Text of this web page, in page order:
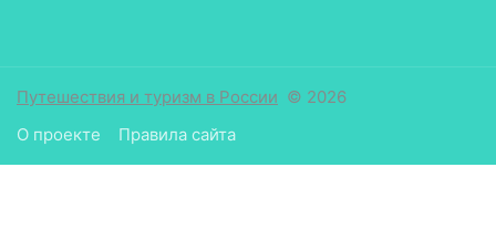
Путешествия и туризм в России © 2026
О проекте
Правила сайта